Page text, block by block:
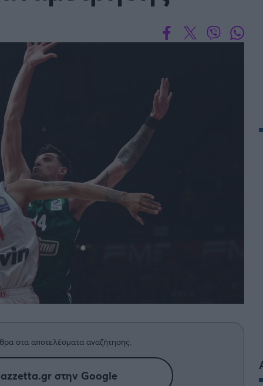
στα αποτελέσματα αναζήτησης.
στην Google